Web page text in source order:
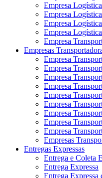
Empresa Logística
Empresa
Empresa
Empresa
Empresa
Empresas
Empresa
Empresa
Empresa
Empresa
Empresa
Empresa
Empresa
Empresa
Empresa
Empresas
Entregas Expressas
Entrega e Coleta
Entrega Expressa
Entrega Expressa